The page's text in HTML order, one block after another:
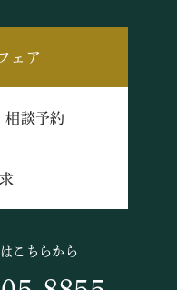
ェア
相談予約
こちらから